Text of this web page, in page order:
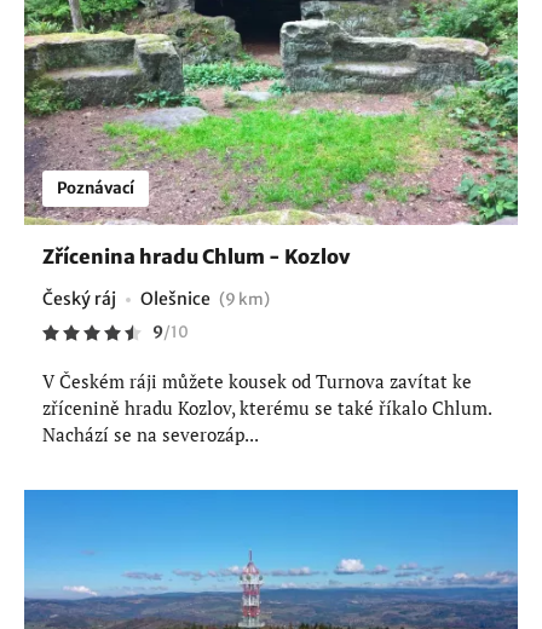
Poznávací
Zřícenina hradu Chlum - Kozlov
Český ráj Olešnice (9 km)
9/10
V Českém ráji můžete kousek od Turnova zavítat ke
zřícenině hradu Kozlov, kterému se také říkalo Chlum.
Nachází se na severozáp...